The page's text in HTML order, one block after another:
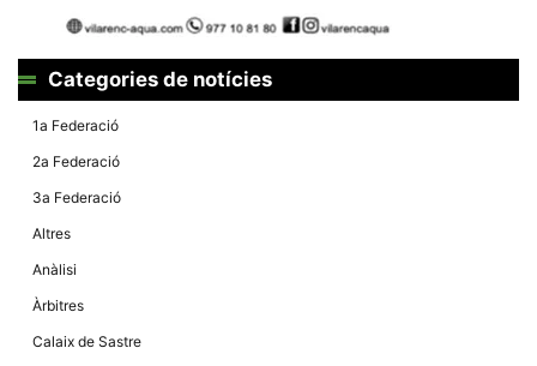
Categories de notícies
1a Federació
2a Federació
3a Federació
Altres
Anàlisi
Àrbitres
Calaix de Sastre
anuncis,
contingut